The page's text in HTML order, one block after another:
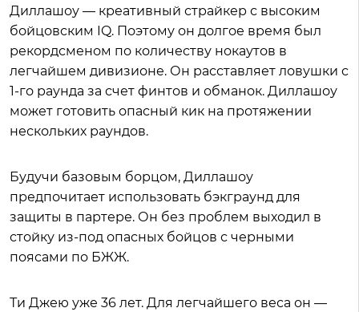
Диллашоу — креативный страйкер с высоким
бойцовским IQ. Поэтому он долгое время был
рекордсменом по количеству нокаутов в
легчайшем дивизионе. Он расставляет ловушки с
1-го раунда за счет финтов и обманок. Диллашоу
может готовить опасный кик на протяжении
нескольких раундов.
Будучи базовым борцом, Диллашоу
предпочитает использовать бэкграунд для
защиты в партере. Он без проблем выходил в
стойку из-под опасных бойцов с черными
поясами по БЖЖ.
Ти Джею уже 36 лет. Для легчайшего веса он —